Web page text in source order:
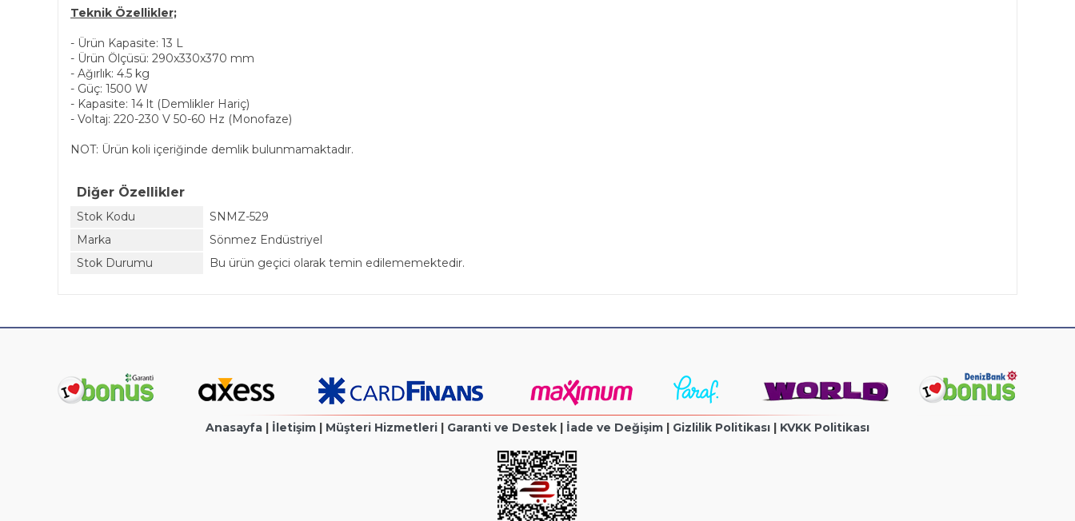
Teknik Özellikler;
- Ürün Kapasite: 13 L
- Ürün Ölçüsü: 290x330x370 mm
- Ağırlık: 4.5 kg
- Güç: 1500 W
- Kapasite: 14 lt (Demlikler Hariç)
- Voltaj: 220-230 V 50-60 Hz (Monofaze)
NOT: Ürün koli içeriğinde demlik bulunmamaktadır.
Diğer Özellikler
Stok Kodu
SNMZ-529
Marka
Sönmez Endüstriyel
Stok Durumu
Bu ürün geçici olarak temin edilememektedir.
Anasayfa | İletişim | Müşteri Hizmetleri | Garanti ve Destek | İade ve Değişim | Gizlilik Politikası | KVKK Politikası